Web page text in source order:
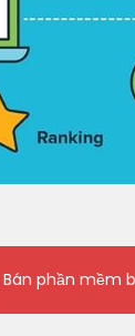
phần mềm